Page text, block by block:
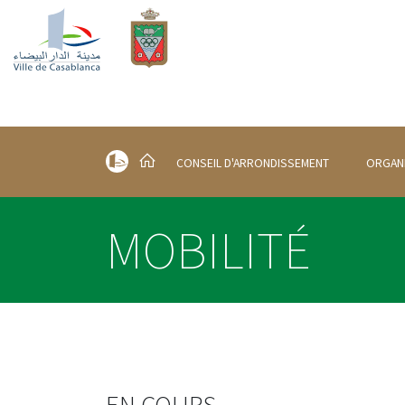
CONSEIL D'ARRONDISSEMENT
MOBILITÉ